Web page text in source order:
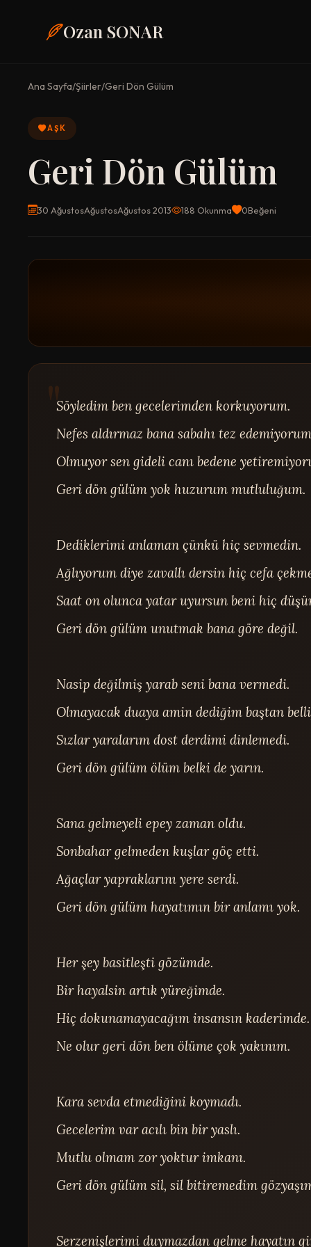
Ozan SONAR
Ana Sayfa/Şiirler/Geri Dön Gülüm
AŞK
Geri Dön Gülüm
30 AğustosAğustosAğustos 2013 188 Okunma 0Beğeni
Söyledim ben gecelerimden korkuyorum.
Nefes aldırmaz bana sabahı tez
Olmuyor sen gideli canı bedene
Geri dön gülüm yok huzurum mutluluğum.
Dediklerimi anlaman çünkü hiç sevmedin.
Ağlıyorum diye zavallı dersin hiç cefa
Saat on olunca yatar uyursun beni hiç
Geri dön gülüm unutmak bana göre değil.
Nasip değilmiş yarab seni bana vermedi.
Olmayacak duaya amin dediğim baştan
Sızlar yaralarım dost derdimi dinlemedi.
Geri dön gülüm ölüm belki de yarın.
Sana gelmeyeli epey zaman oldu.
Sonbahar gelmeden kuşlar göç etti.
Ağaçlar yapraklarını yere serdi.
Geri dön gülüm hayatımın bir anlamı yok.
Her şey basitleşti gözümde.
Bir hayalsin artık yüreğimde.
Hiç dokunamayacağım insansın kaderimde.
Ne olur geri dön ben ölüme çok yakınım.
Kara sevda etmediğini koymadı.
Gecelerim var acılı bin bir yaslı.
Mutlu olmam zor yoktur imkanı.
Geri dön gülüm sil, sil bitiremedim
Serzenişlerimi duymazdan gelme hayatın